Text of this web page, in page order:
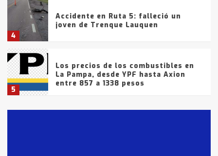
4
Accidente en Ruta 5: falleció un
joven de Trenque Lauquen
5
Los precios de los combustibles en
La Pampa, desde YPF hasta Axion
entre 857 a 1338 pesos